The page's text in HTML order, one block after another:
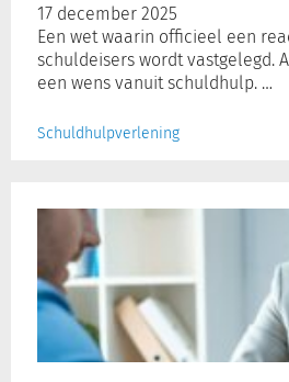
17 december 2025
Een wet waarin officieel een
schuldeisers wordt vastgelegd.
een wens vanuit schuldhulp. …
Schuldhulpverlening
nulaanbod:
gewoon